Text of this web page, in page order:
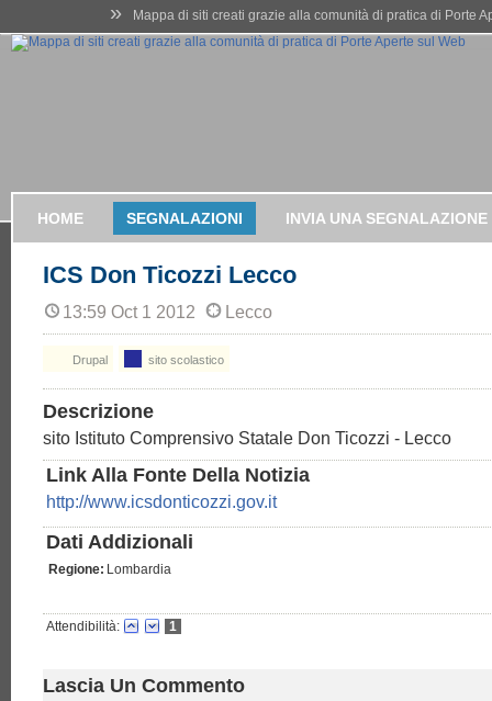
» Mappa di siti creati grazie alla comunità di pratica di Porte
HOME SEGNALAZIONI INVIA UNA SEGNALAZIONE
ICS Don Ticozzi Lecco
13:59 Oct 1 2012 Lecco
Drupal sito scolastico
Descrizione
sito Istituto Comprensivo Statale Don Ticozzi - Lecco
Link Alla Fonte Della Notizia
http://www.icsdonticozzi.gov.it
Dati Addizionali
Regione: Lombardia
Attendibilità: 1
Lascia Un Commento